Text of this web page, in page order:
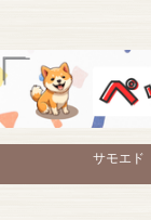
サモエド